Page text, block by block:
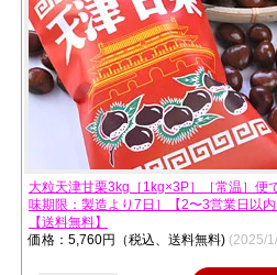
大粒天津甘栗3kg［1kg×3P］［常温］便
味期限：製造より7日］【2〜3営業日以内
【送料無料】
価格：5,760円（税込、送料無料) (2025/